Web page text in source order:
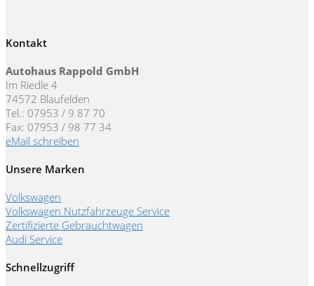
Kontakt
Autohaus Rappold GmbH
Im Riedle 4
74572 Blaufelden
Tel.: 07953 / 9 87 70
Fax: 07953 / 98 77 34
eMail schreiben
Unsere Marken
Volkswagen
Volkswagen Nutzfahrzeuge Service
Zertifizierte Gebrauchtwagen
Audi Service
Schnellzugriff